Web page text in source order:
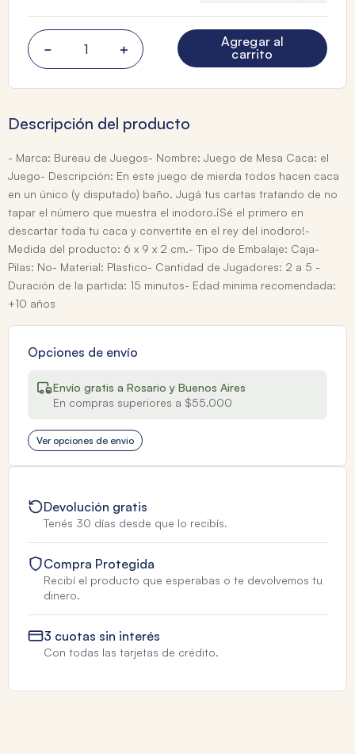
＋
－
Agregar al
carrito
Descripción del producto
- Marca: Bureau de Juegos- Nombre: Juego de Mesa Caca: el
Juego- Descripción: En este juego de mierda todos hacen caca
en un único (y disputado) baño. Jugá tus cartas tratando de no
tapar el número que muestra el inodoro.¡Sé el primero en
descartar toda tu caca y convertite en el rey del inodoro!-
Medida del producto: 6 x 9 x 2 cm.- Tipo de Embalaje: Caja-
Pilas: No- Material: Plastico- Cantidad de Jugadores: 2 a 5 -
Duración de la partida: 15 minutos- Edad minima recomendada:
+10 años
Opciones de envío
Envío gratis a Rosario y Buenos Aires
En compras superiores a $55.000
Ver opciones de envio
Devolución gratis
Tenés 30 días desde que lo recibís.
Compra Protegida
Recibí el producto que esperabas o te devolvemos tu
dinero.
3 cuotas sin interés
Con todas las tarjetas de crédito.